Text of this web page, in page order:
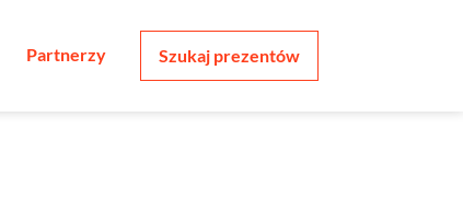
Partnerzy Szukaj prezentów